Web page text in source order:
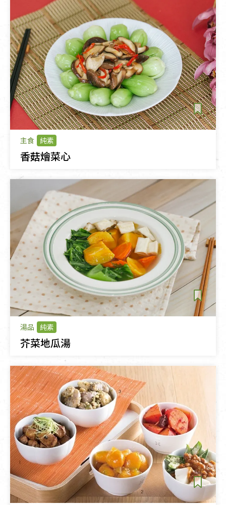
主食 純素
香菇燴菜心
湯品 純素
芥菜地瓜湯